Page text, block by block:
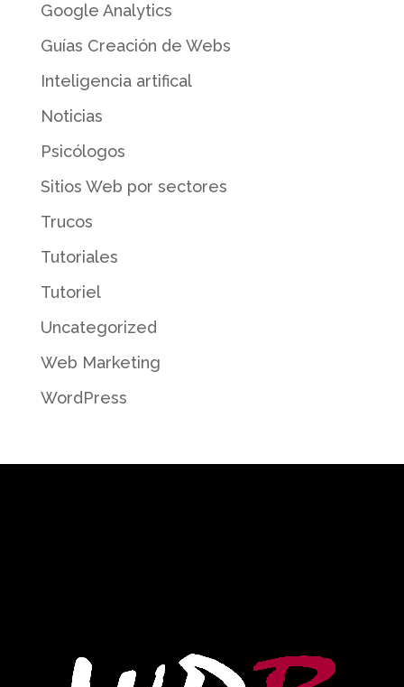
Google Analytics
Guías Creación de Webs
Inteligencia artifical
Noticias
Psicólogos
Sitios Web por sectores
Trucos
Tutoriales
Tutoriel
Uncategorized
Web Marketing
WordPress